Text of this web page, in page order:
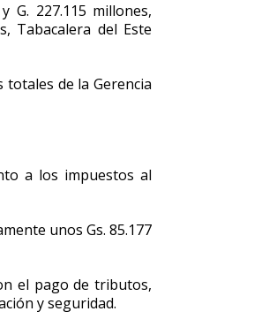
227.115 millones,
Tabacalera del Este
de la Gerencia
a los impuestos al
unos Gs. 85.177
el pago de tributos,
y seguridad.